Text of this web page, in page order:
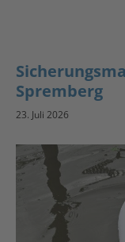
Spremberg
23. Juli 2026